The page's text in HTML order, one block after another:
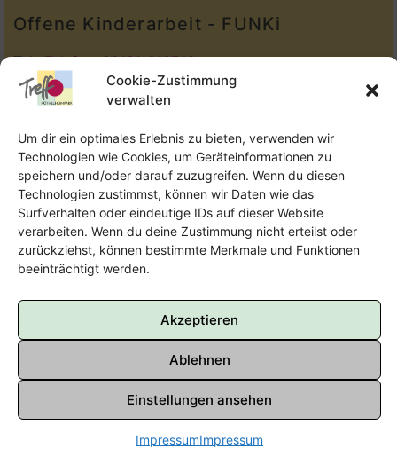
Cookie-Zustimmung
verwalten
Um dir ein optimales Erlebnis zu bieten, verwenden wir
Technologien wie Cookies, um Geräteinformationen zu
speichern und/oder darauf zuzugreifen. Wenn du diesen
Technologien zustimmst, können wir Daten wie das
Surfverhalten oder eindeutige IDs auf dieser Website
verarbeiten. Wenn du deine Zustimmung nicht erteilst oder
zurückziehst, können bestimmte Merkmale und Funktionen
beeinträchtigt werden.
Akzeptieren
Ablehnen
Einstellungen ansehen
ImpressumImpressum
Offene Kinderarbeit - FUNKi
Tel.:Telefon: 09131-610749
E-Mail: oka@treffpunkt-roethelheimpark.de
Offene Jugendarbeit - Easthouse
Tel:09131–302259
E-Mail:oja@treffpunkt-roethelheimpark.de